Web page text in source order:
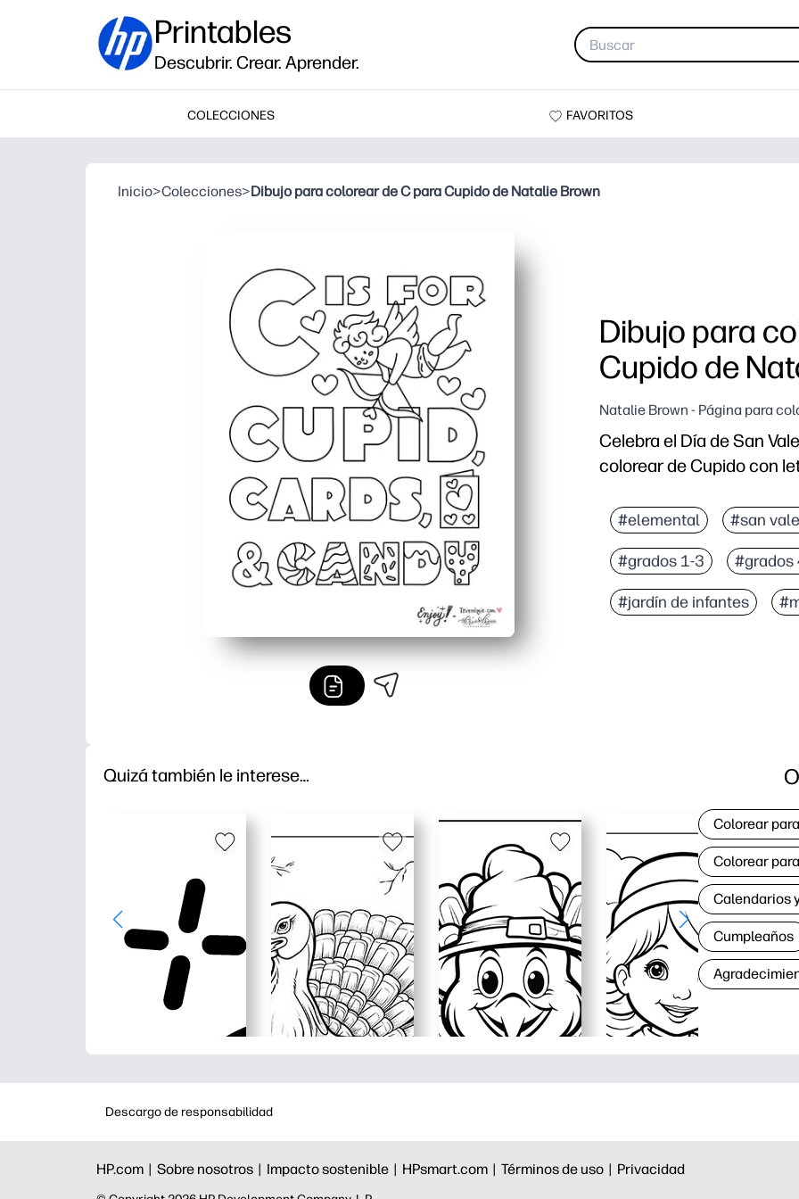
Printables
Descubrir. Crear. Aprender.
COLECCIONES FAVORITOS
Inicio>Colecciones>Dibujo para colorear de C para Cupido de Natalie Brown
Dibujo para
Cupido de
Natalie Brown - Página para
Celebra el Día de San
colorear de Cupido con
Imprima y listo: sin
Mantiene a los niños
Refuerza el
Flexible para fiestas,
#elemental #san
#grados 1-3 #grados
#jardín de infantes
Quizá también le interese…
Colorear
Colorear
Calendarios
Cumpleaños
Descargo de responsabilidad
HP.com | Sobre nosotros | Impacto sostenible | HPsmart.com | Términos de uso | Privacidad